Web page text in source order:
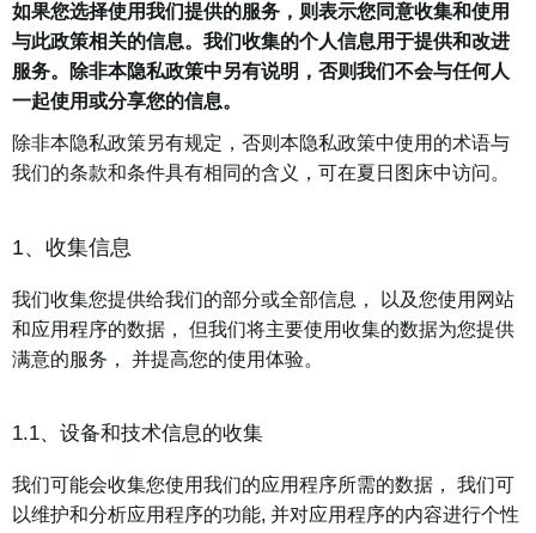
如果您选择使用我们提供的服务，则表示您同意收集和使用
与此政策相关的信息。我们收集的个人信息用于提供和改进
服务。除非本隐私政策中另有说明，否则我们不会与任何人
一起使用或分享您的信息。
除非本隐私政策另有规定，否则本隐私政策中使用的术语与
我们的条款和条件具有相同的含义，可在夏日图床中访问。
1、收集信息
我们收集您提供给我们的部分或全部信息， 以及您使用网站
和应用程序的数据， 但我们将主要使用收集的数据为您提供
满意的服务， 并提高您的使用体验。
1.1、设备和技术信息的收集
我们可能会收集您使用我们的应用程序所需的数据， 我们可
以维护和分析应用程序的功能, 并对应用程序的内容进行个性